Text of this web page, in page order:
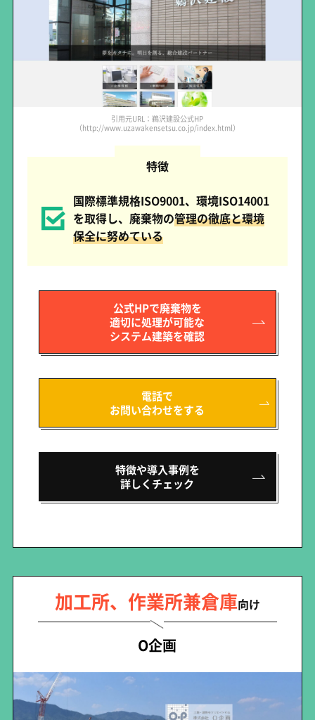
引用元URL：鵜沢建設公式HP
（http://www.uzawakensetsu.co.jp/index.html）
特徴
国際標準規格ISO9001、環境ISO14001
を取得し、廃棄物の管理の徹底と環境
保全に努めている
公式HPで廃棄物を
適切に処理が可能な
システム建築を確認
電話で
お問い合わせをする
特徴や導入事例を
詳しくチェック
加工所、作業所兼倉庫向け
O企画